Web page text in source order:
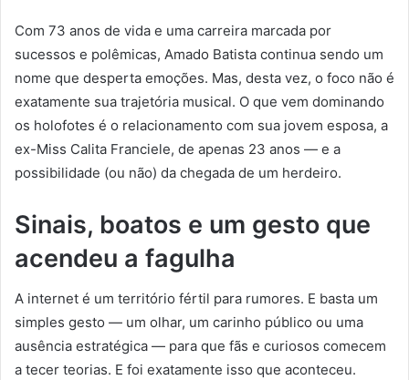
Com 73 anos de vida e uma carreira marcada por
sucessos e polêmicas, Amado Batista continua sendo um
nome que desperta emoções. Mas, desta vez, o foco não é
exatamente sua trajetória musical. O que vem dominando
os holofotes é o relacionamento com sua jovem esposa, a
ex-Miss Calita Franciele, de apenas 23 anos — e a
possibilidade (ou não) da chegada de um herdeiro.
Sinais, boatos e um gesto que
acendeu a fagulha
A internet é um território fértil para rumores. E basta um
simples gesto — um olhar, um carinho público ou uma
ausência estratégica — para que fãs e curiosos comecem
a tecer teorias. E foi exatamente isso que aconteceu.